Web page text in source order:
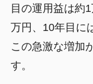
目の運用益は約
万円、10年目に
この急激な増加
す。